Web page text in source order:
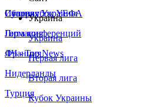
Сборная Украины
Италия
Германия
Франция
Нидерланды
Турция
Суперкубок УЕФА
Лига конференций
ЛЧ - Top News
Украина
Украина
Первая лига
Вторая лига
Кубок Украины